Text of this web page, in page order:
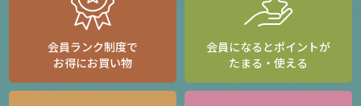
会員ランク制度で
お得にお買い物
会員になるとポイントが
たまる・使える